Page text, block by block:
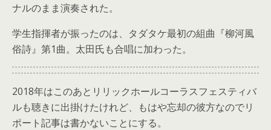
ナルのまま演奏された。
学生指揮者が振ったのは、タダタケ最初の組曲『柳河風
俗詩』第1曲。太田氏も合唱に加わった。
2018年はこのあとリリックホールコーラスフェスティバ
ルも聴きに出掛けたけれど、もはや忘却の彼方なのでリ
ポート記事は書かないことにする。